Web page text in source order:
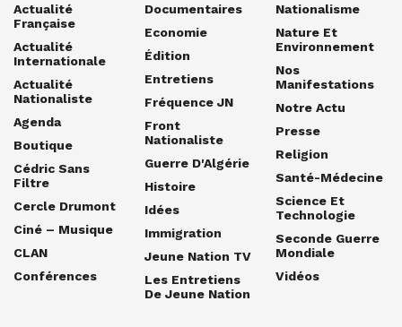
Actualité
Française
Actualité
Internationale
Actualité
Nationaliste
Agenda
Boutique
Cédric Sans
Filtre
Cercle Drumont
Ciné – Musique
CLAN
Conférences
Documentaires
Economie
Édition
Entretiens
Fréquence JN
Front
Nationaliste
Guerre D'Algérie
Histoire
Idées
Immigration
Jeune Nation TV
Les Entretiens
De Jeune Nation
Nationalisme
Nature Et
Environnement
Nos
Manifestations
Notre Actu
Presse
Religion
Santé-Médecine
Science Et
Technologie
Seconde Guerre
Mondiale
Vidéos